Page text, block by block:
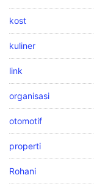
kost
kuliner
link
organisasi
otomotif
properti
Rohani